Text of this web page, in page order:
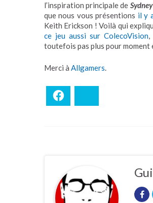
l’inspiration principale de
que nous vous présentions il y
Keith Erickson ! Voilà qui
ce jeu aussi sur ColecoVision,
toutefois pas plus pour
Merci à Allgamers